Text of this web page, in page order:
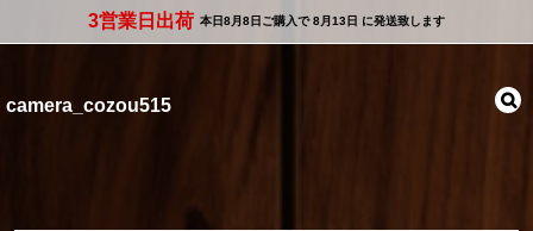
3営業日出荷 本日8月8日 ご購入で8月13日 に発送致します
camera_cozou515